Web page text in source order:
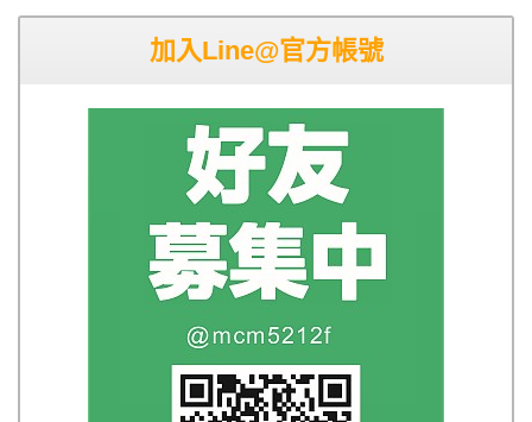
加入Line@官方帳號